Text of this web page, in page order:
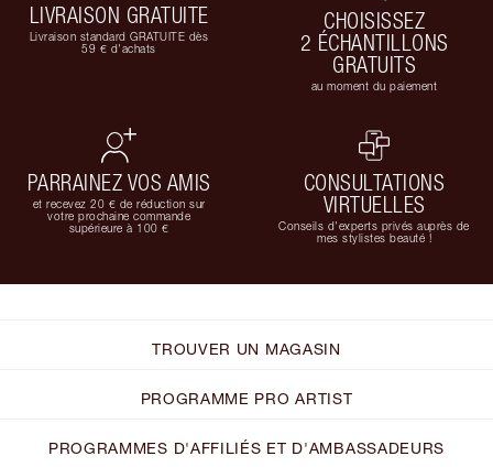
LIVRAISON GRATUITE
Livraison standard GRATUITE dès
59 € d'achats
CHOISISSEZ
2 ÉCHANTILLONS
GRATUITS
au moment du paiement
PARRAINEZ VOS AMIS
et recevez 20 € de réduction sur
votre prochaine commande
supérieure à 100 €
CONSULTATIONS
VIRTUELLES
Conseils d'experts privés auprès de
mes stylistes beauté !
TROUVER UN MAGASIN
PROGRAMME PRO ARTIST
PROGRAMMES D'AFFILIÉS ET D'AMBASSADEURS